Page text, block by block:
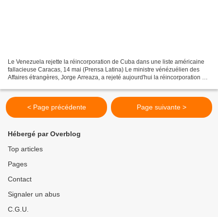
Le Venezuela rejette la réincorporation de Cuba dans une liste américaine
fallacieuse Caracas, 14 mai (Prensa Latina) Le ministre vénézuélien des
Affaires étrangères, Jorge Arreaza, a rejeté aujourd'hui la réincorporation de
< Page précédente Page suivante >
Hébergé par Overblog
Top articles
Pages
Contact
Signaler un abus
C.G.U.